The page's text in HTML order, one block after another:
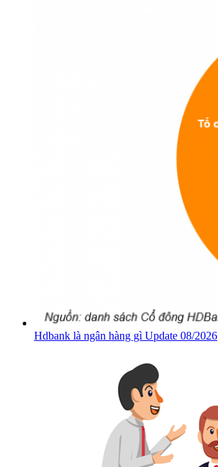
Hdbank là ngân hàng gì Update 08/2026